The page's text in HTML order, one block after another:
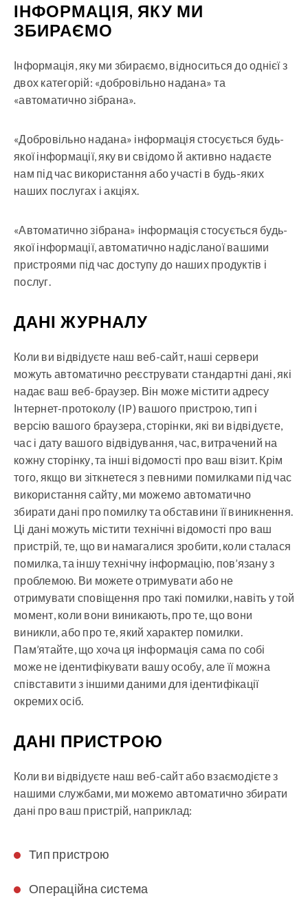
ІНФОРМАЦІЯ, ЯКУ МИ
ЗБИРАЄМО
Інформація, яку ми збираємо, відноситься до однієї з
двох категорій: «добровільно надана» та
«автоматично зібрана».
«Добровільно надана» інформація стосується будь-
якої інформації, яку ви свідомо й активно надаєте
нам під час використання або участі в будь-яких
наших послугах і акціях.
«Автоматично зібрана» інформація стосується будь-
якої інформації, автоматично надісланої вашими
пристроями під час доступу до наших продуктів і
послуг.
ДАНІ ЖУРНАЛУ
Коли ви відвідуєте наш веб-сайт, наші сервери
можуть автоматично реєструвати стандартні дані, які
надає ваш веб-браузер. Він може містити адресу
Інтернет-протоколу (IP) вашого пристрою, тип і
версію вашого браузера, сторінки, які ви відвідуєте,
час і дату вашого відвідування, час, витрачений на
кожну сторінку, та інші відомості про ваш візит. Крім
того, якщо ви зіткнетеся з певними помилками під час
використання сайту, ми можемо автоматично
збирати дані про помилку та обставини її виникнення.
Ці дані можуть містити технічні відомості про ваш
пристрій, те, що ви намагалися зробити, коли сталася
помилка, та іншу технічну інформацію, пов’язану з
проблемою. Ви можете отримувати або не
отримувати сповіщення про такі помилки, навіть у той
момент, коли вони виникають, про те, що вони
виникли, або про те, який характер помилки.
Пам’ятайте, що хоча ця інформація сама по собі
може не ідентифікувати вашу особу, але її можна
співставити з іншими даними для ідентифікації
окремих осіб.
ДАНІ ПРИСТРОЮ
Коли ви відвідуєте наш веб-сайт або взаємодієте з
нашими службами, ми можемо автоматично збирати
дані про ваш пристрій, наприклад:
Тип пристрою
Операційна система